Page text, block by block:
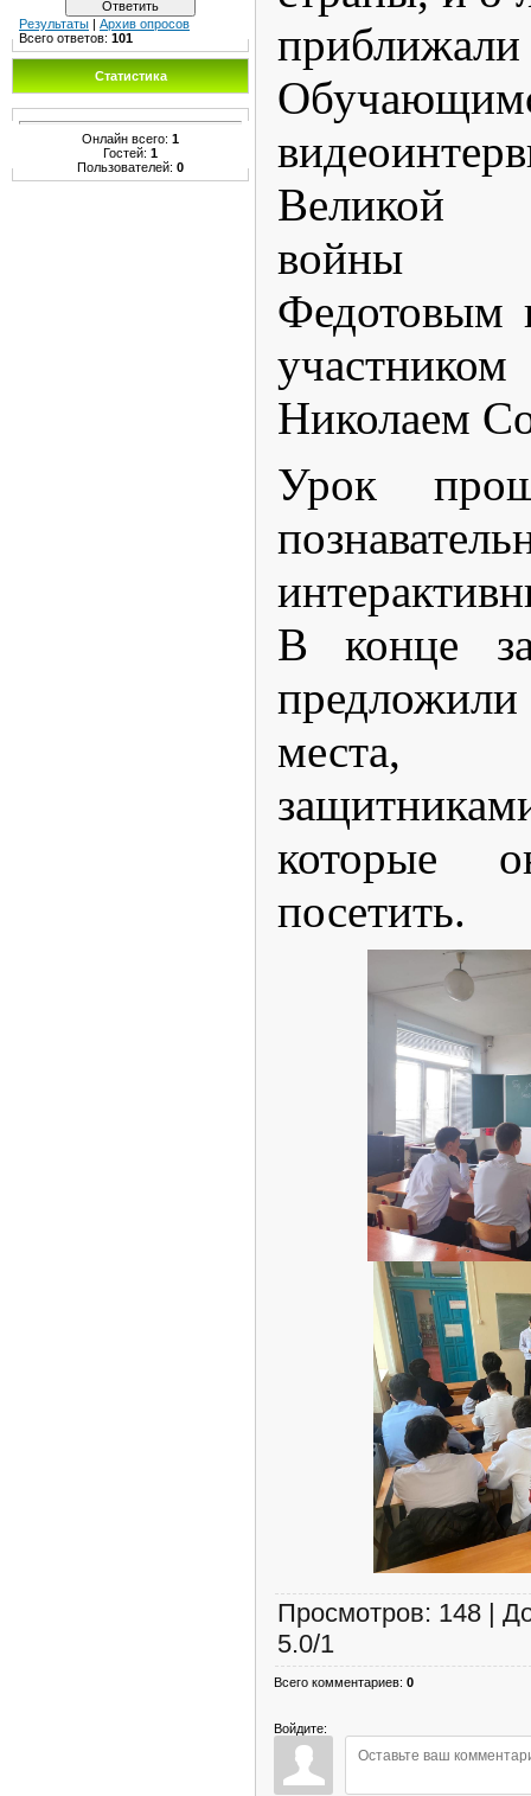
Результаты
Архив опросов
Всего ответов: 101
Статистика
Онлайн всего: 1
Гостей: 1
Пользователей: 0
Великой
войны
Федотовым
Николаем
Урок
В конце
предложили
места,
которые
посетить.
Просмотров: 148 |
5.0/1
Всего комментариев: 0
Войдите: